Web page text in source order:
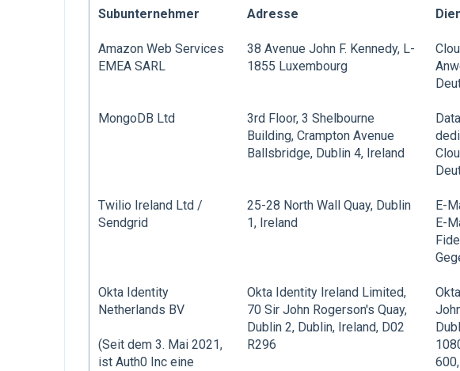
Subunternehmer
Adresse
Amazon Web Services
EMEA SARL
38 Avenue John F. Kennedy, L-
1855 Luxembourg
MongoDB Ltd
3rd Floor, 3 Shelbourne
Building, Crampton Avenue
Ballsbridge, Dublin 4, Ireland
Twilio Ireland Ltd /
Sendgrid
25-28 North Wall Quay, Dublin
1, Ireland
E-
E-
Okta Identity
Netherlands BV
(Seit dem 3. Mai 2021,
ist Auth0 Inc eine
Okta Identity Ireland Limited,
70 Sir John Rogerson's Quay,
Dublin 2, Dublin, Ireland, D02
R296